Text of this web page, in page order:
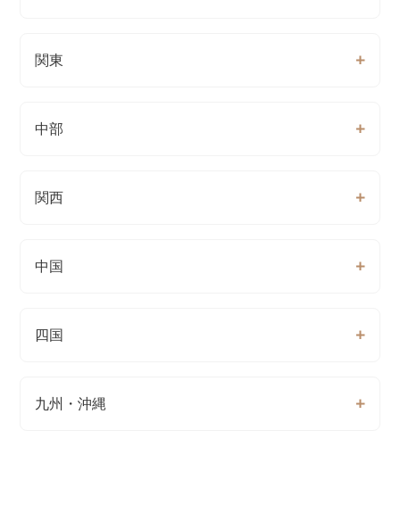
関東
中部
関西
中国
四国
九州・沖縄